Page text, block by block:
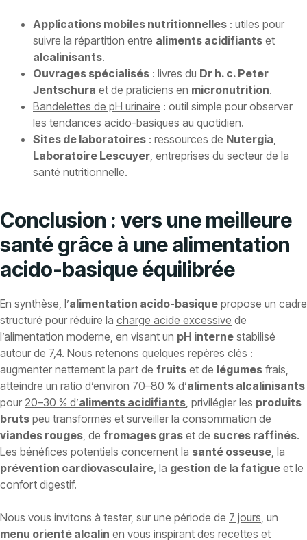
Applications mobiles nutritionnelles : utiles pour
suivre la répartition entre aliments acidifiants et
alcalinisants.
Ouvrages spécialisés : livres du Dr h. c. Peter
Jentschura et de praticiens en micronutrition.
Bandelettes de pH urinaire : outil simple pour observer
les tendances acido-basiques au quotidien.
Sites de laboratoires : ressources de Nutergia
Laboratoire Lescuyer , entreprises du secteur de la
santé nutritionnelle.
Conclusion : vers une meilleure
santé grâce à une alimentation
acido-basique équilibrée
En synthèse, l’alimentation acido-basique propose un cadre
structuré pour réduire la charge acide excessive de
l’alimentation moderne, en visant un pH interne stabilisé
autour de 7,4. Nous retenons quelques repères clés :
augmenter nettement la part de fruits et de légumes frais,
atteindre un ratio d’environ 70–80 % d’aliments alcalinisants
pour 20–30 % d’aliments acidifiants , privilégier les produits
bruts peu transformés et surveiller la consommation de
viandes rouges , de fromages gras et de sucres raffinés.
Les bénéfices potentiels concernent la santé osseuse , la
prévention cardiovasculaire , la gestion de la fatigue et le
confort digestif.
Nous vous invitons à tester, sur une période de 7 jours , un
menu orienté alcalin en vous inspirant des recettes et